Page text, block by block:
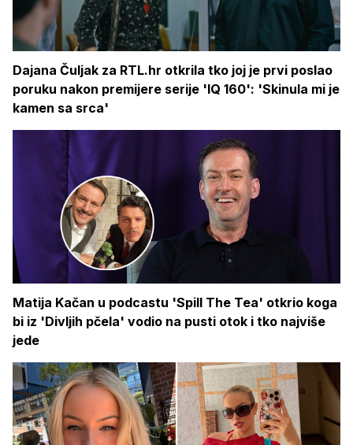
Dajana Čuljak za RTL.hr otkrila tko joj je prvi poslao
poruku nakon premijere serije 'IQ 160': 'Skinula mi je
kamen sa srca'
Matija Kačan u podcastu 'Spill The Tea' otkrio koga
bi iz 'Divljih pčela' vodio na pusti otok i tko najviše
jede